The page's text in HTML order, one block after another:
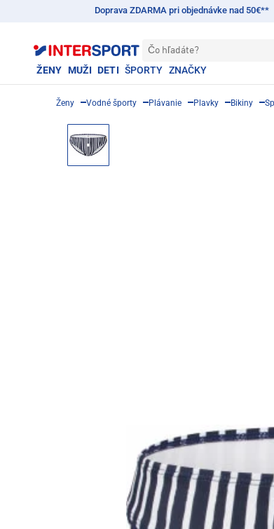
Doprava ZDARMA pri objednávke nad 50€**
Čo hľadáte?
ŽENY MUŽI DETI ŠPORTY ZNAČKY
Ženy Vodné športy Plávanie Plavky Bikiny